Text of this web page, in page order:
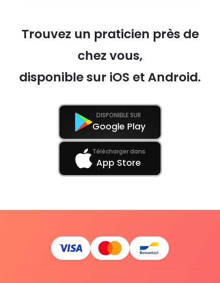
Trouvez un praticien près de
chez vous,
disponible sur iOS et Android.
DISPONIBLE SUR
Google Play
Télécharger dans
App Store